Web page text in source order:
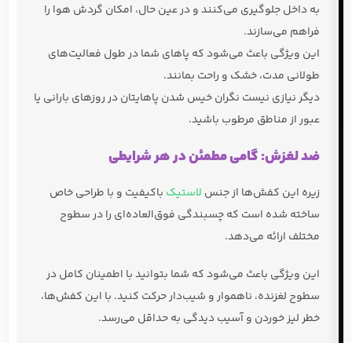
به داخل جلوگیری می‌کنند و در عین حال، امکان گردش هوا را
فراهم می‌سازند.
این ویژگی باعث می‌شود که پاهای شما در طول فعالیت‌های
طولانی مدت، خشک و راحت بمانند.
دیگر نیازی نیست نگران خیس شدن پاهایتان در روزهای بارانی یا
عبور از مناطق مرطوب باشید.
ضد لغزش: گامی مطمئن در هر شرایطی
زیره این کفش‌ها از جنس لاستیک باکیفیت و با طراحی خاص
ساخته شده است که چسبندگی فوق‌العاده‌ای را در سطوح
مختلف ارائه می‌دهد.
این ویژگی باعث می‌شود که شما بتوانید با اطمینان کامل در
سطوح لغزنده، ناهموار و شیب‌دار حرکت کنید. با این کفش‌ها،
خطر لیز خوردن و آسیب دیدگی به حداقل می‌رسد.